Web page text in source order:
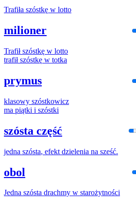
Trafiła szóstkę w lotto
milioner
Trafiłszóstkę w lotto
trafiłszóstkę w totka
prymus
klasowy szóstkowicz
ma piątki i szóstki
szósta część
jedna szósta, efekt dzielenia na sześć.
obol
Jedna szósta drachmy w starożytności